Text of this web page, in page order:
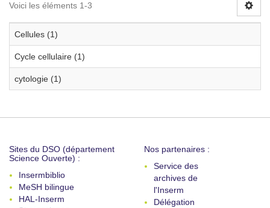
Voici les éléments 1-3
Cellules (1)
Cycle cellulaire (1)
cytologie (1)
Sites du DSO (département
Science Ouverte) :
Insermbiblio
MeSH bilingue
HAL-Inserm
Nos partenaires :
Service des
archives de
l'Inserm
Délégation